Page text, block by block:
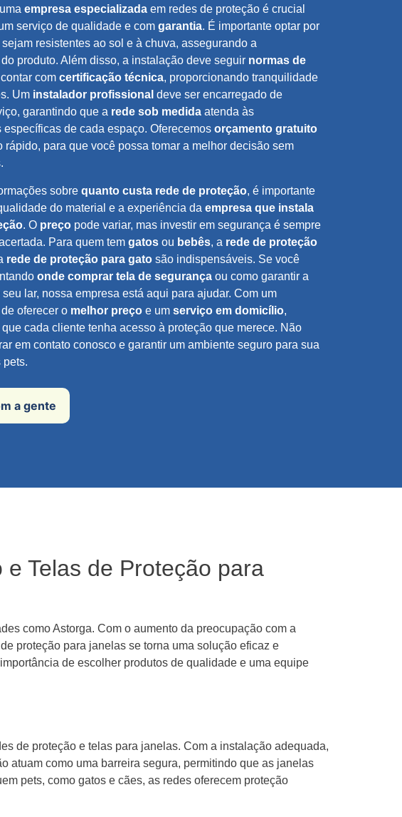
empresa especializada em redes de proteção é crucial
serviço de qualidade e com garantia. É importante optar por
resistentes ao sol e à chuva, assegurando a
do produto. Além disso, a instalação deve seguir normas de
com certificação técnica, proporcionando tranquilidade
Um instalador profissional deve ser encarregado de
garantindo que a rede sob medida atenda às
específicas de cada espaço. Oferecemos orçamento gratuito
rápido, para que você possa tomar a melhor decisão sem
sobre quanto custa rede de proteção, é importante
do material e a experiência da empresa que instala
. O preço pode variar, mas investir em segurança é sempre
Para quem tem gatos ou bebês, a rede de proteção
rede de proteção para gato são indispensáveis. Se você
onde comprar tela de segurança ou como garantir a
lar, nossa empresa está aqui para ajudar. Com um
oferecer o melhor preço e um serviço em domicílio,
cada cliente tenha acesso à proteção que merece. Não
em contato conosco e garantir um ambiente seguro para sua
pets.
a gente
Telas de Proteção para
como Astorga. Com o aumento da preocupação com a
proteção para janelas se torna uma solução eficaz e
de escolher produtos de qualidade e uma equipe
de proteção e telas para janelas. Com a instalação adequada,
atuam como uma barreira segura, permitindo que as janelas
pets, como gatos e cães, as redes oferecem proteção